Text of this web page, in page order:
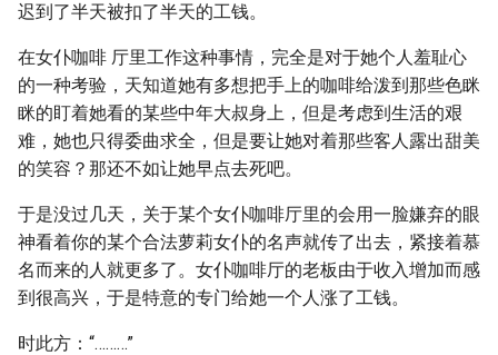
迟到了半天被扣了半天的工钱。
在女仆咖啡 厅里工作这种事情，完全是对于她个人羞耻心
的一种考验，天知道她有多想把手上的咖啡给泼到那些色眯
眯的盯着她看的某些中年大叔身上，但是考虑到生活的艰
难，她也只得委曲求全，但是要让她对着那些客人露出甜美
的笑容？那还不如让她早点去死吧。
于是没过几天，关于某个女仆咖啡厅里的会用一脸嫌弃的眼
神看着你的某个合法萝莉女仆的名声就传了出去，紧接着慕
名而来的人就更多了。女仆咖啡厅的老板由于收入增加而感
到很高兴，于是特意的专门给她一个人涨了工钱。
时此方：“………”